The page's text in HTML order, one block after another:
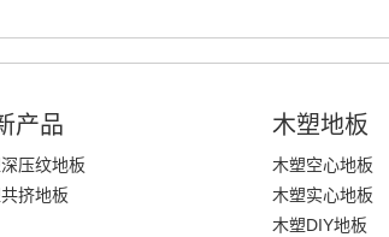
产品
压纹地板
挤地板
木塑地板
木塑空心地板
木塑实心地板
木塑DIY地板